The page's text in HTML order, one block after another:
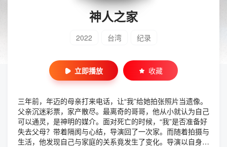
神人之家
2022 台湾 纪录
立即播放 收藏
三年前，年迈的母亲打来电话，让“我”给她拍张照片当遗像。
父亲沉迷彩票，家产散尽。最离奇的哥哥，他从小就认为自己
可以通灵，是神明的媒介。面对死亡的时候，“我”是否准备好
失去父母？带着隔阂与心结，导演回了一次家。而随着拍摄与
生活，他发现自己与家庭的关系竟发生了变化。导演以自身家